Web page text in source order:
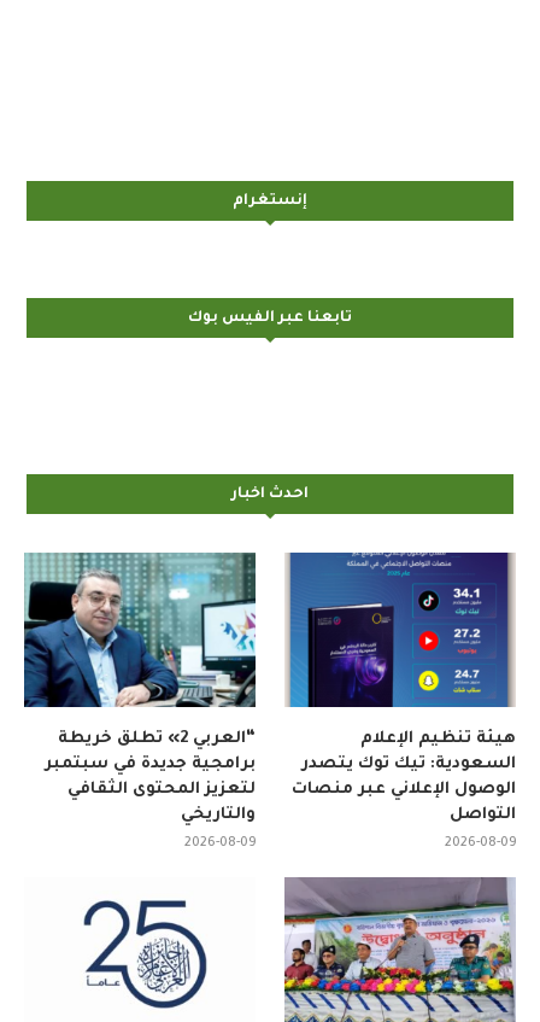
إنستغرام
تابعنا عبر الفيس بوك
احدث اخبار
“العربي 2» تطلق خريطة
برامجية جديدة في سبتمبر
لتعزيز المحتوى الثقافي
والتاريخي
2026-08-09
هيئة تنظيم الإعلام
السعودية: تيك توك يتصدر
الوصول الإعلاني عبر منصات
التواصل
2026-08-09